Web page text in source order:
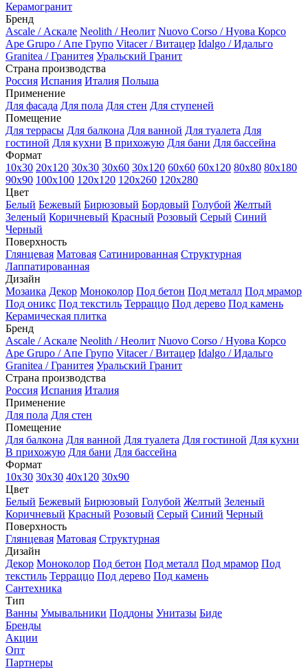
Керамогранит
Бренд
Ascale / Аскале Neolith / Неолит Nuovo Corso / Нуова Корсо
Ape Grupo / Апе Групо Vitacer / Витацер Idalgo / Идальго
Granitea / Гранитея Уральский Гранит
Страна производства
Россия Испания Италия Польша
Применение
Для фасада Для пола Для стен Для ступеней
Помещение
Для террасы Для балкона Для ванной Для туалета Для
гостиной Для кухни В прихожую Для бани Для бассейна
Формат
10х30 20х120 30х30 30х60 30х120 60x60 60x120 80х80 80х180
90х90 100х100 120х120 120х260 120х280
Цвет
Белый Бежевый Бирюзовый Бордовый Голубой Желтый
Зеленый Коричневый Красный Розовый Серый Синий
Черный
Поверхность
Глянцевая Матовая Сатинированная Структурная
Лаппатированная
Дизайн
Мозаика Декор Моноколор Под бетон Под металл Под мрамор
Под оникс Под текстиль Терраццо Под дерево Под камень
Керамическая плитка
Бренд
Ascale / Аскале Neolith / Неолит Nuovo Corso / Нуова Корсо
Ape Grupo / Апе Групо Vitacer / Витацер Idalgo / Идальго
Granitea / Гранитея Уральский Гранит
Страна производства
Россия Испания Италия
Применение
Для пола Для стен
Помещение
Для балкона Для ванной Для туалета Для гостиной Для кухни
В прихожую Для бани Для бассейна
Формат
10х30 30х30 40х120 30x90
Цвет
Белый Бежевый Бирюзовый Голубой Желтый Зеленый
Коричневый Красный Розовый Серый Синий Черный
Поверхность
Глянцевая Матовая Структурная
Дизайн
Декор Моноколор Под бетон Под металл Под мрамор Под
текстиль Терраццо Под дерево Под камень
Сантехника
Тип
Ванны Умывальники Поддоны Унитазы Биде
Бренды
Акции
Опт
Партнеры